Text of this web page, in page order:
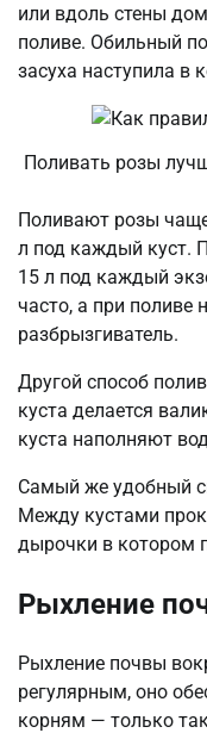
или вдоль стены
поливе. Обильный
засуха наступила в
Поливать розы
Поливают розы
л под каждый куст.
15 л под каждый
часто, а при поливе
разбрызгиватель.
Другой способ
куста делается
куста наполняют
Самый же удобный
Между кустами
дырочки в котором
Рыхление
Рыхление почвы
регулярным, оно
корням — только